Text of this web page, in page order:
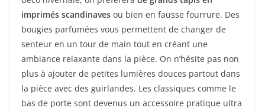
imprimés scandinaves ou bien en fausse fourrure. Des
bougies parfumées vous permettent de changer de
senteur en un tour de main tout en créant une
ambiance relaxante dans la pièce. On n’hésite pas non
plus à ajouter de petites lumières douces partout dans
la pièce avec des guirlandes. Les classiques comme le
bas de porte sont devenus un accessoire pratique ultra